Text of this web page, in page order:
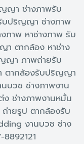
ญา ช่างภาพรับ
บปริญญา ช่างภาพ
าพ หาช่างภาพ รับ
ตากล้อง หาช่าง
ญา ภาพถ่ายรับ
ตากล้องรับปริญญา
บวช ช่างภาพงาน
ง ช่างภาพงานหมั้น
ายรูป ตากล้องรับ
งานบวช ช่าง